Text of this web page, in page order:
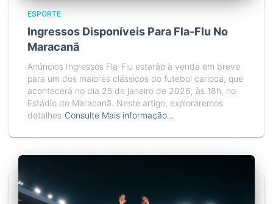
ESPORTE
Ingressos Disponíveis Para Fla-Flu No
Maracanã
Anúncios Ingressos Fla-Flu estarão à venda em breve
para um dos maiores clássicos do futebol carioca, que
acontecerá no dia 25 de janeiro de 2026, às 18h, no
Estádio do Maracanã. Neste artigo, exploraremos
detalhes Consulte Mais informação…